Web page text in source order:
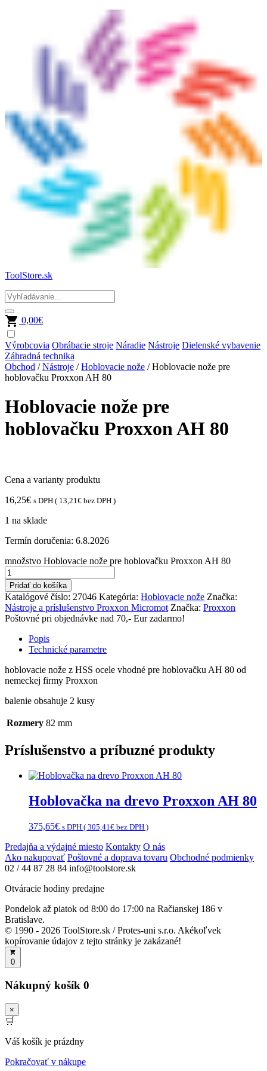
ToolStore.sk
0,00€
Výrobcovia Obrábacie stroje Náradie Nástroje Dielenské vybavenie
Záhradná technika
Obchod /Nástroje /Hoblovacie nože / Hoblovacie nože pre
hoblovačku Proxxon AH 80
Hoblovacie nože pre
hoblovačku Proxxon AH 80
Cena a varianty produktu
16,25€ s DPH ( 13,21 € bez DPH )
1 na sklade
Termín doručenia: 6.8.2026
množstvo Hoblovacie nože pre hoblovačku Proxxon AH 80
Pridať do košíka
Katalógové číslo: 27046 Kategória: Hoblovacie nože Značka:
Nástroje a príslušenstvo Proxxon Micromot Značka: Proxxon
Poštovné pri objednávke nad 70,- Eur zadarmo!
Popis
Technické parametre
hoblovacie nože z HSS ocele vhodné pre hoblovačku AH 80 od
nemeckej firmy Proxxon
balenie obsahuje 2 kusy
Rozmery 82 mm
Príslušenstvo a príbuzné produkty
Hoblovačka na drevo Proxxon AH 80
375,65€ s DPH ( 305,41 € bez DPH )
Predajňa a výdajné miesto Kontakty O nás
Ako nakupovať Poštovné a doprava tovaru Obchodné podmienky
02 / 44 87 28 84 info@toolstore.sk
Otváracie hodiny predajne
Pondelok až piatok od 8:00 do 17:00 na Račianskej 186 v
Bratislave.
© 1990 - 2026 ToolStore.sk / Protes-uni s.r.o. Akékoľvek
kopírovanie údajov z tejto stránky je zakázané!
0
Nákupný košík 0
×
🛒
Váš košík je prázdny
Pokračovať v nákupe